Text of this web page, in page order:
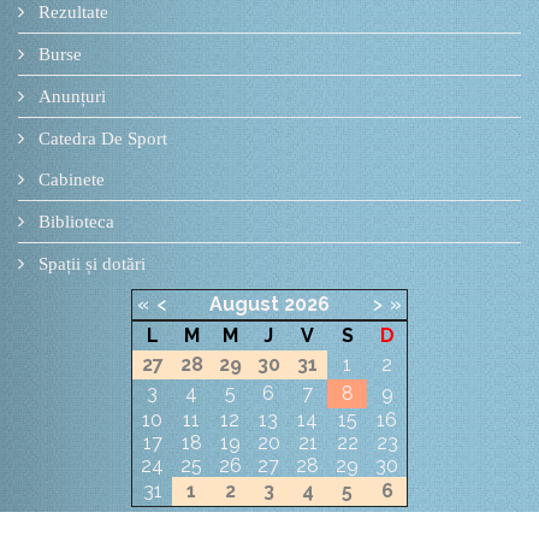
Rezultate
Burse
Anunțuri
Catedra De Sport
Cabinete
Biblioteca
Spații și dotări
« < August 2026 > »
L
M M J V S
D
27
28 29 30 31 1
2
3
4 5 6 7 8
9
10
11 12 13 14 15
16
17
18 19 20 21 22
23
24
25 26 27 28 29
30
31
1 2 3 4 5 6